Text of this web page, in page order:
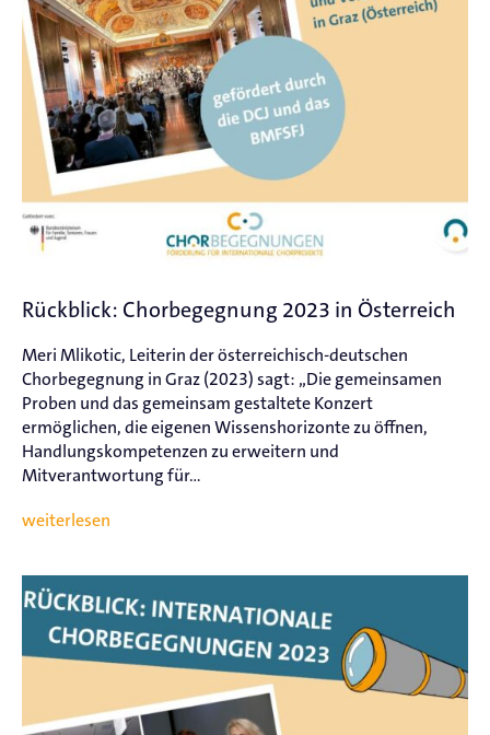
Rückblick: Chorbegegnung 2023 in Österreich
Meri Mlikotic, Leiterin der österreichisch-deutschen
Chorbegegnung in Graz (2023) sagt: „Die gemeinsamen
Proben und das gemeinsam gestaltete Konzert
ermöglichen, die eigenen Wissenshorizonte zu öffnen,
Handlungskompetenzen zu erweitern und
Mitverantwortung für...
weiterlesen